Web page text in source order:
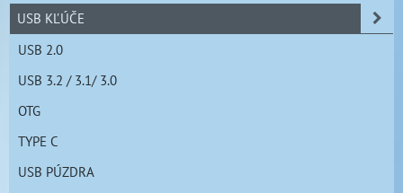
USB KĽÚČE
USB 2.0
USB 3.2 / 3.1/ 3.0
OTG
TYPE C
USB PÚZDRA